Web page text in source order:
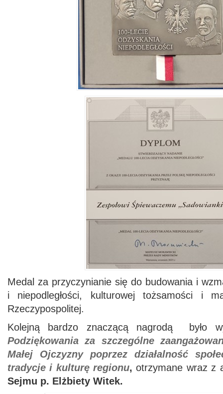
Medal za przyczynianie się do budowania i
i niepodległości, kulturowej tożsamości i
Rzeczypospolitej.
Kolejną bardzo znaczącą nagrodą było
Podziękowaniaza szczególne
Małej Ojczyzny poprzez działalność
tradycje i kulturę regionu,otrzymane wraz z
Sejmu p. Elżbiety Witek.